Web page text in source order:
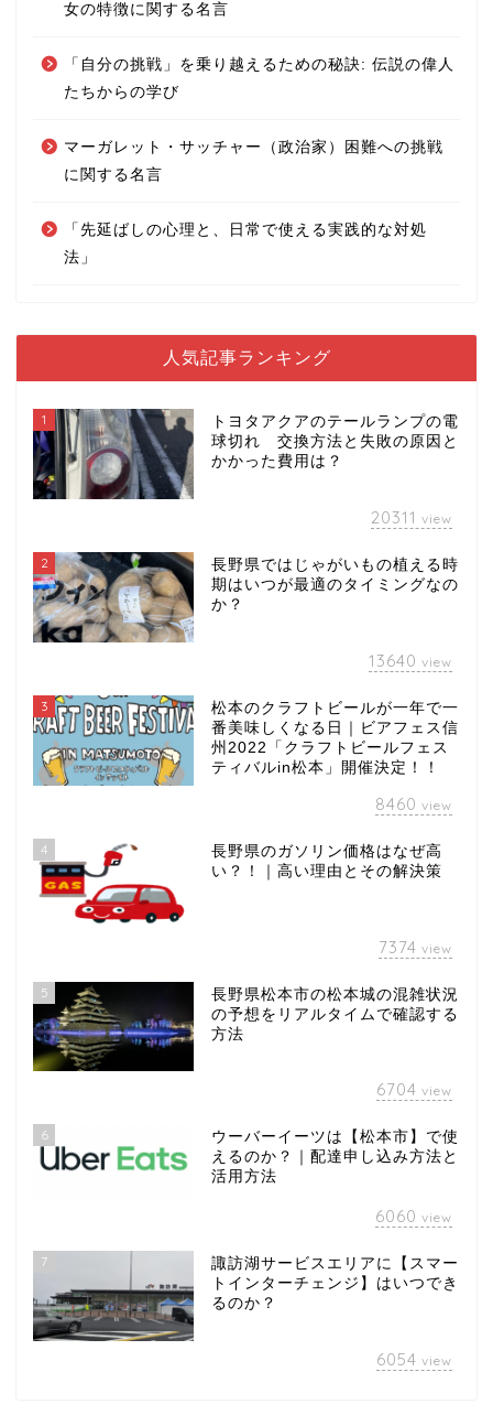
女の特徴に関する名言
「自分の挑戦」を乗り越えるための秘訣: 伝説の偉人
たちからの学び
マーガレット・サッチャー（政治家）困難への挑戦
に関する名言
「先延ばしの心理と、日常で使える実践的な対処
法」
人気記事ランキング
1
トヨタアクアのテールランプの電
球切れ 交換方法と失敗の原因と
かかった費用は？
20311 view
2
長野県ではじゃがいもの植える時
期はいつが最適のタイミングなの
か？
13640 view
3
松本のクラフトビールが一年で一
番美味しくなる日｜ビアフェス信
州2022「クラフトビールフェス
ティバルin松本」開催決定！！
8460 view
4
長野県のガソリン価格はなぜ高
い？！｜高い理由とその解決策
7374 view
5
長野県松本市の松本城の混雑状況
の予想をリアルタイムで確認する
方法
6704 view
6
ウーバーイーツは【松本市】で使
えるのか？｜配達申し込み方法と
活用方法
6060 view
7
諏訪湖サービスエリアに【スマー
トインターチェンジ】はいつでき
るのか？
6054 view